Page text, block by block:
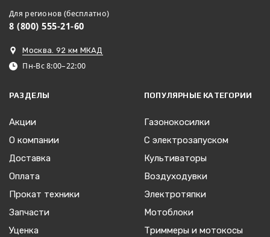
Для регионов (бесплатно)
8 (800) 555-21-60
Москва. 92 км МКАД
Пн-Вс 8:00–22:00
РАЗДЕЛЫ
Акции
О компании
Доставка
Оплата
Прокат техники
Запчасти
Уценка
ПОПУЛЯРНЫЕ КАТЕГОРИИ
Газонокосилки
С электрозапуском
Культиваторы
Воздуходувки
Электротяпки
Мотоблоки
Триммеры и мотокосы